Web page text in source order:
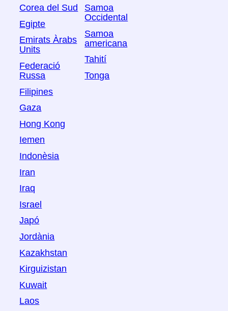
Corea del Sud
Egipte
Emirats Àrabs
Units
Federació
Russa
Filipines
Gaza
Hong Kong
Iemen
Indonèsia
Iran
Iraq
Israel
Japó
Jordània
Kazakhstan
Kirguizistan
Kuwait
Laos
Samoa
Occidental
Samoa
americana
Tahití
Tonga